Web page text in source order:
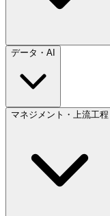
データ・AI
マネジメント・上流工程